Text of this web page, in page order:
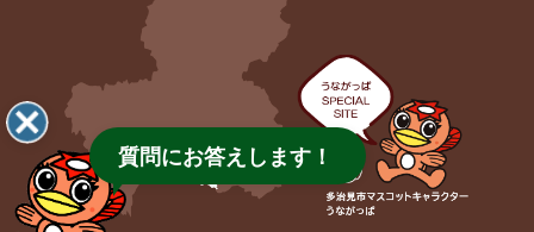
質問にお答えします！